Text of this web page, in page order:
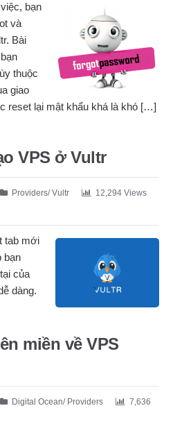
bạn
và
Bài
thuộc
giao
reset lại mật khẩu khá là khó […]
VPS ở Vultr
Providers/Vultr
12,294 Views
tab mới
bạn
của
dàng.
miền về VPS
Digital Ocean/ Providers
7,636